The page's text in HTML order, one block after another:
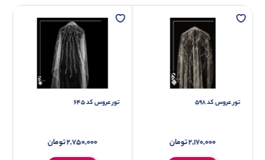
تور عروس کد 598
2,170,000تومان
تور عروس کد 645
2,750,000تومان